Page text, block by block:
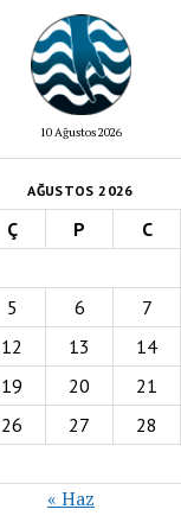
10 Ağustos 2026
AĞUSTOS 2026
Ç P C
5 6 7
12 13 14
19 20 21
26 27 28
« Haz